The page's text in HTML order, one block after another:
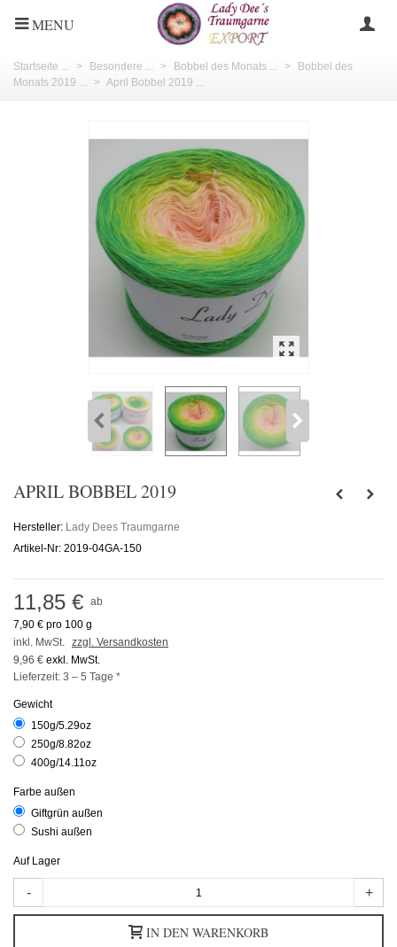
MENU
Startseite ... > Besondere ... > Bobbel des Monats ... >
Bobbel des
Monats 2019 ...
> April Bobbel 2019 ...
APRIL BOBBEL 2019
Hersteller: Lady Dees Traumgarne
Artikel-Nr: 2019-04GA-150
ab
11,85 €
7,90 € pro 100 g
inkl. MwSt. zzgl. Versandkosten
9,96 € exkl. MwSt.
Lieferzeit: 3 – 5 Tage *
Gewicht
150g/5.29oz
250g/8.82oz
400g/14.11oz
Farbe außen
Giftgrün außen
Sushi außen
Auf Lager
- +
IN DEN WARENKORB